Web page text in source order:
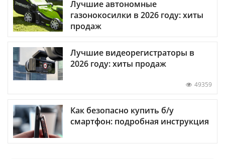
Лучшие автономные
газонокосилки в 2026 году: хиты
продаж
Лучшие видеорегистраторы в
2026 году: хиты продаж
49359
Как безопасно купить б/у
смартфон: подробная инструкция